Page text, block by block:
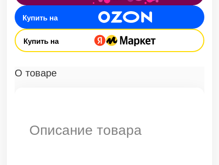
Купить на
Купить на
О товаре
Описание товара